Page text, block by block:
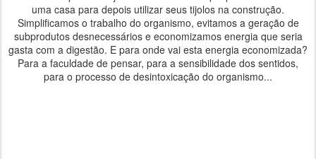
uma casa para depois utilizar seus tijolos na construção.
Simplificamos o trabalho do organismo, evitamos a geração de
subprodutos desnecessários e economizamos energia que seria
gasta com a digestão. E para onde vai esta energia economizada?
Para a faculdade de pensar, para a sensibilidade dos sentidos,
para o processo de desintoxicação do organismo...